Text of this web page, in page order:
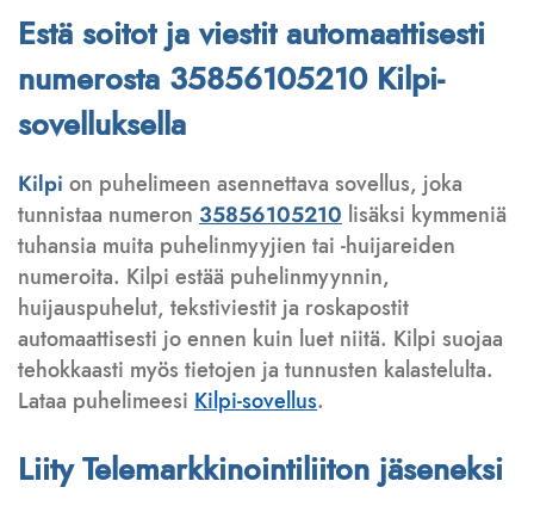
Estä soitot ja viestit automaattisesti
numerosta 35856105210 Kilpi-
sovelluksella
Kilpi on puhelimeen asennettava sovellus, joka
tunnistaa numeron 35856105210 lisäksi kymmeniä
tuhansia muita puhelinmyyjien tai -huijareiden
numeroita. Kilpi estää puhelinmyynnin,
huijauspuhelut, tekstiviestit ja roskapostit
automaattisesti jo ennen kuin luet niitä. Kilpi suojaa
tehokkaasti myös tietojen ja tunnusten kalastelulta.
Lataa puhelimeesi Kilpi-sovellus.
Liity Telemarkkinointiliiton jäseneksi